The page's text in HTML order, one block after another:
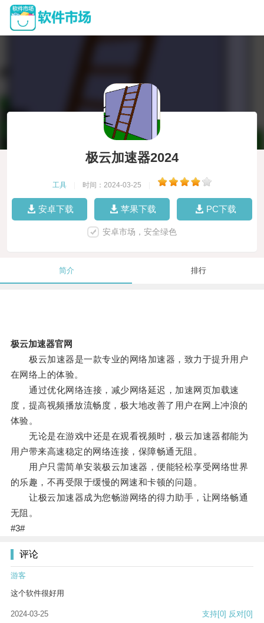
极云加速器2024
工具 时间：2024-03-25
安卓下载 苹果下载 PC下载
安卓市场，安全绿色
简介 排行
极云加速器官网
极云加速器是一款专业的网络加速器，致力于提升用户
在网络上的体验。
通过优化网络连接，减少网络延迟，加速网页加载速
度，提高视频播放流畅度，极大地改善了用户在网上冲浪的
体验。
无论是在游戏中还是在观看视频时，极云加速器都能为
用户带来高速稳定的网络连接，保障畅通无阻。
用户只需简单安装极云加速器，便能轻松享受网络世界
的乐趣，不再受限于缓慢的网速和卡顿的问题。
让极云加速器成为您畅游网络的得力助手，让网络畅通
无阻。
#3#
评论
游客
这个软件很好用
2024-03-25 支持[0] 反对[0]